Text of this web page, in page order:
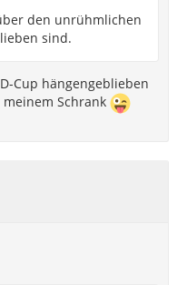
den unrühmlichen
sind.
Cup hängengeblieben
Schrank